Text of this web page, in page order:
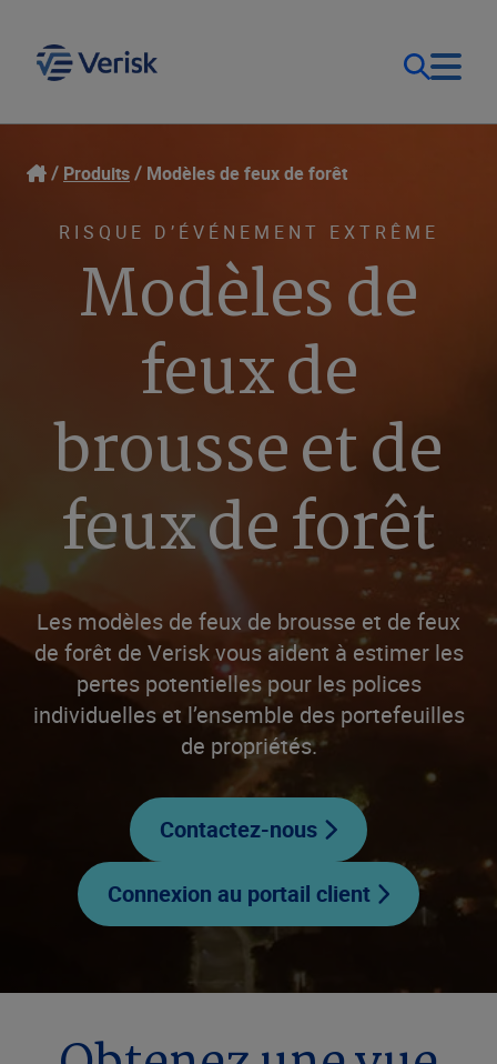
Notre objectif
Nos solutions
Ressources
Entreprise
Ouverture de session
Contact Us
Canada (FR)
Produits Modèles de feux de forêt
RISQUE D’ÉVÉNEMENT EXTRÊME
Modèles de
feux de
brousse et de
feux de forêt
Les modèles de feux de brousse et de feux
de forêt de Verisk vous aident à estimer les
pertes potentielles pour les polices
individuelles et l’ensemble des portefeuilles
de propriétés.
Contactez-nous
Connexion au portail client